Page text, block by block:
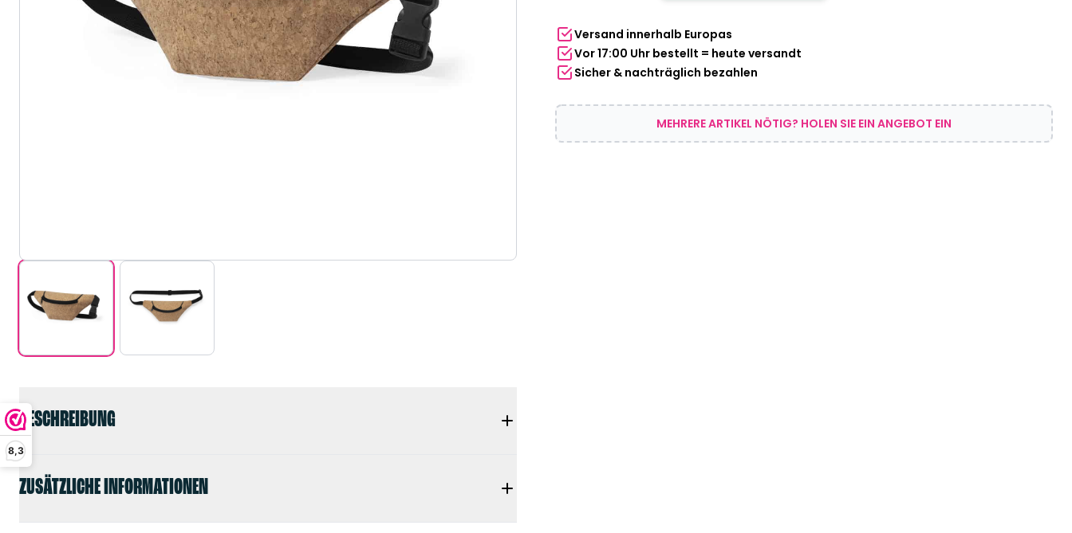
8,3
BESCHREIBUNG
ZUSÄTZLICHE INFORMATIONEN
Kork
Menge
Versand innerhalb Europas
Vor 17:00 Uhr bestellt = heute versandt
Sicher & nachträglich bezahlen
MEHRERE ARTIKEL NÖTIG? HOLEN SIE EIN ANGEBOT EIN